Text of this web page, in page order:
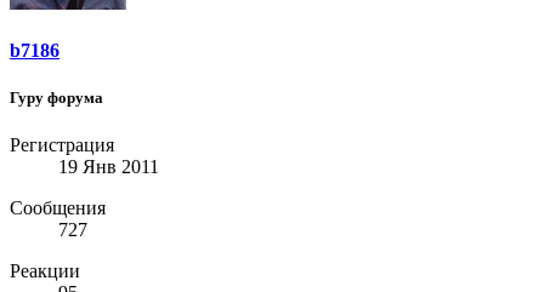
b7186
Гуру форума
Регистрация
19 Янв 2011
Сообщения
727
Реакции